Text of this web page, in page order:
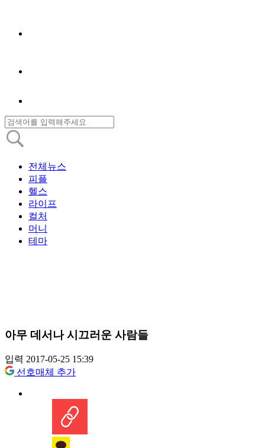
전체뉴스
피플
헬스
라이프
컬처
머니
테마
아무 데서나 시끄러운 사람들
입력 2017-05-25 15:39
선호매체 추가